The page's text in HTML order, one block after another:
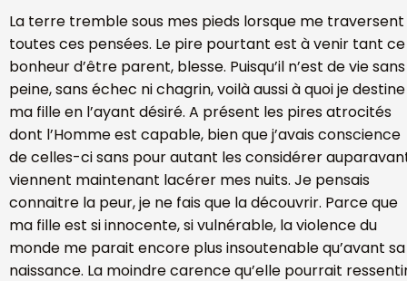
La terre tremble sous mes pieds lorsque me traversent
toutes ces pensées. Le pire pourtant est à venir tant ce
bonheur d’être parent, blesse. Puisqu’il n’est de vie sans
peine, sans échec ni chagrin, voilà aussi à quoi je destine
ma fille en l’ayant désiré. A présent les pires atrocités
dont l’Homme est capable, bien que j’avais conscience
de celles-ci sans pour autant les considérer
viennent maintenant lacérer mes nuits. Je pensais
connaitre la peur, je ne fais que la découvrir. Parce que
ma fille est si innocente, si vulnérable, la violence du
monde me parait encore plus insoutenable qu’avant sa
naissance. La moindre carence qu’elle pourrait